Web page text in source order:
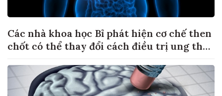
Các nhà khoa học Bỉ phát hiện cơ chế then
chốt có thể thay đổi cách điều trị ung thư